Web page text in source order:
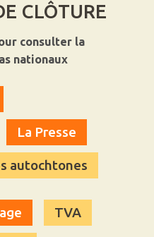
CLÔTURE
consulter la
nationaux
La Presse
autochtones
TVA